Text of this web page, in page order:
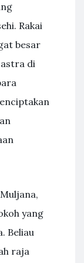
Rakai
besar
di
yang
Beliau
raja